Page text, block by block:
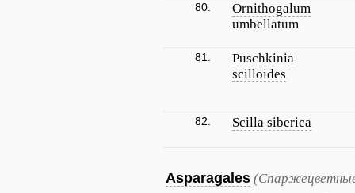
80.
Ornithogalum
umbellatum
81.
Puschkinia
scilloides
82. Scilla siberica
Asparagales